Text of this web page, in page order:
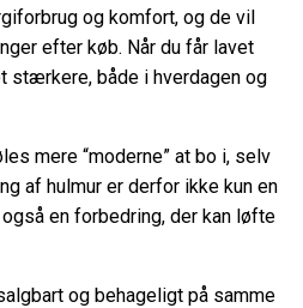
og komfort, og de vil
efter køb. Når du får lavet
stærkere, både i hverdagen og
mere “moderne” at bo i, selv
af hulmur er derfor ikke kun en
en forbedring, der kan løfte
og behageligt på samme